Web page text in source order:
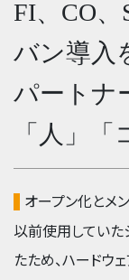
FI、CO
バン導入
パートナ
「人」「
オープン化とメ
以前使用してい
たため、ハードウ